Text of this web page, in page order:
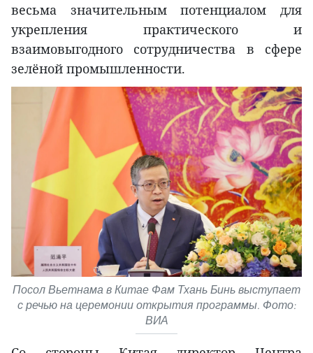
весьма значительным потенциалом для
укрепления практического и
взаимовыгодного сотрудничества в сфере
зелёной промышленности.
Посол Вьетнама в Китае Фам Тхань Бинь выступает
с речью на церемонии открытия программы. Фото:
ВИА